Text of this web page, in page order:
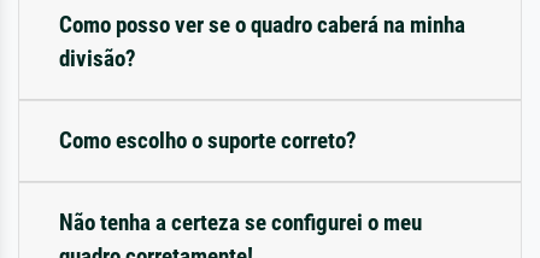
Como posso ver se o quadro caberá na minha
divisão?
Como escolho o suporte correto?
Não tenha a certeza se configurei o meu